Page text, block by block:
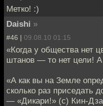
Метко! :)
Daishi »
#46 | 09.08.10 01:15
«Когда у общества нет
штанов — то нет цели!
«А как вы на Земле
сколько раз приседать
— «Дикари!» (с) Кин-